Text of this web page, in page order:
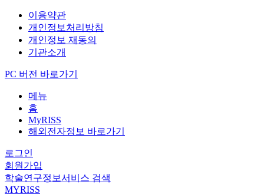
이용약관
개인정보처리방침
개인정보 재동의
기관소개
PC 버전 바로가기
메뉴
홈
MyRISS
해외전자정보 바로가기
로그인
회원가입
학술연구정보서비스 검색
MYRISS